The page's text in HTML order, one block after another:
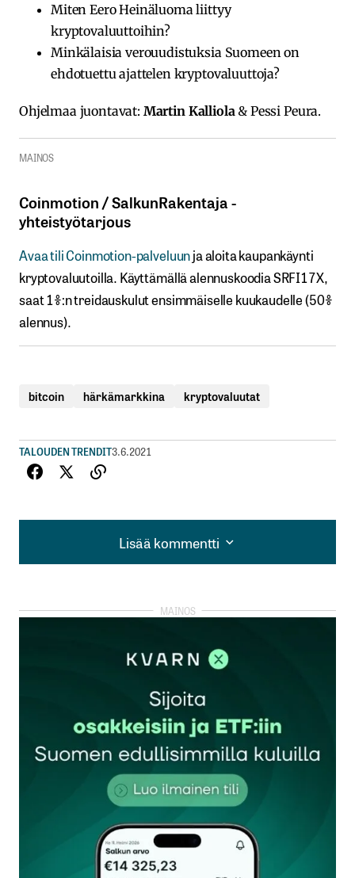
Miten Eero Heinäluoma liittyy
kryptovaluuttoihin?
Minkälaisia verouudistuksia Suomeen on
ehdotuettu ajattelen kryptovaluuttoja?
Ohjelmaa juontavat: Martin Kalliola & Pessi Peura.
MAINOS
Coinmotion​ / ​SalkunRakentaja ​-​​
yhteistyötarjous
Avaa​ ​tili​ ​Coinmotion-palveluunja aloita kaupankäynti
kryptovaluutoilla.​ ​Käyttämällä​ ​alennuskoodia​ ​SRFI17X,​ ​
saat​ ​1%:n treidauskulut​ ​ensimmäiselle​ ​kuukaudelle​ ​(50%​ ​
alennus).
bitcoin härkämarkkina kryptovaluutat
TALOUDEN TRENDIT3.6.2021
Lisää kommentti
Lisää kommentti
kirjautua
rekisteröityä
Sähköpostiosoitettasi ei julkaista.Pakolliset
kentät on merkitty*
Kommentti*